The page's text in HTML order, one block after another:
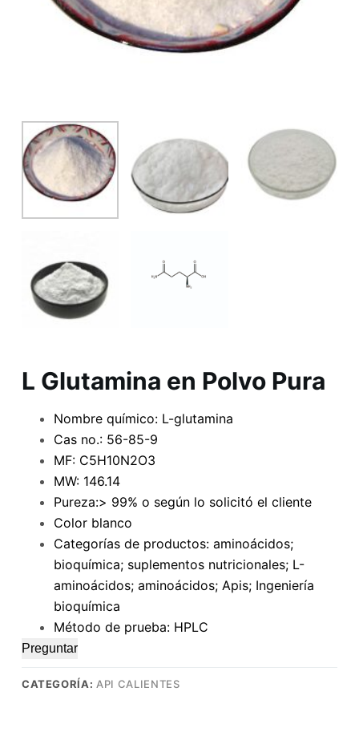
L Glutamina en Polvo Pura
Nombre químico: L-glutamina
Cas no.: 56-85-9
MF: C5H10N2O3
MW: 146.14
Pureza:> 99% o según lo solicitó el cliente
Color blanco
Categorías de productos: aminoácidos;
bioquímica; suplementos nutricionales; L-
aminoácidos; aminoácidos; Apis; Ingeniería
bioquímica
Método de prueba: HPLC
Preguntar
CATEGORÍA:API CALIENTES